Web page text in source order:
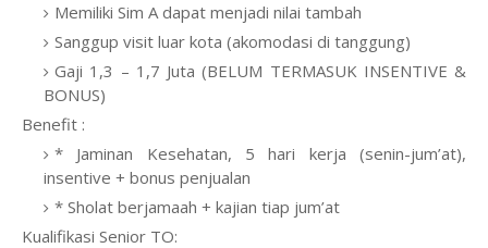
Memiliki Sim A dapat menjadi nilai tambah
Sanggup visit luar kota (akomodasi di tanggung)
Gaji 1,3 – 1,7 Juta (BELUM TERMASUK INSENTIVE &
BONUS)
Benefit :
* Jaminan Kesehatan, 5 hari kerja (senin-jum’at),
insentive + bonus penjualan
* Sholat berjamaah + kajian tiap jum’at
Kualifikasi Senior TO: